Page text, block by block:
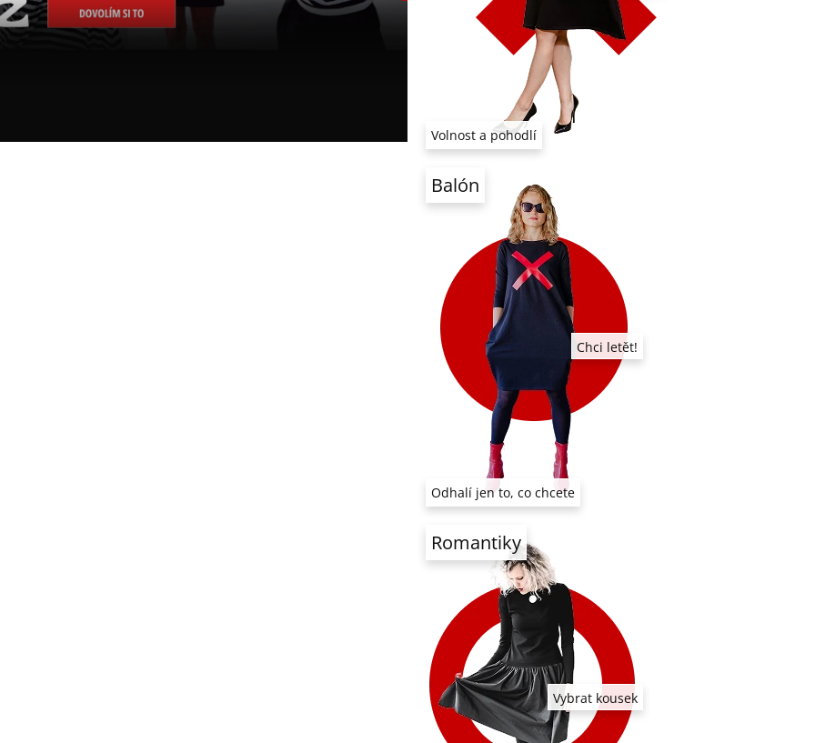
Volnost a pohodlí
Balón
Odhalí jen to, co chcete
Chci letět!
Romantiky
Vybrat kousek